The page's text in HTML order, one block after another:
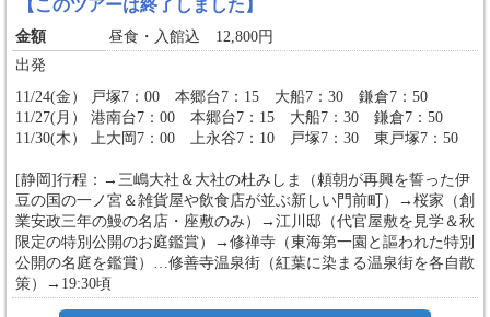
【このツアーは終了しました】
金額
昼食・入館込 12,800円
出発
11/24(金） 戸塚7：00 本郷台7：15 大船7：30 鎌倉7：50
11/27(月） 港南台7：00 本郷台7：15 大船7：30 鎌倉7：50
11/30(木） 上大岡7：00 上永谷7：10 戸塚7：30 東戸塚7：50
[静岡]行程：→三嶋大社＆大社の杜みしま（頼朝が再興を誓った伊
豆の国の一ノ宮＆雑貨屋や飲食店が並ぶ新しい門前町）→桜家（創
業安政三年の鰻の名店・座敷のみ）→江川邸（代官屋敷を見学＆秋
限定の特別公開のお庭鑑賞）→修禅寺（東海第一園と謳われた特別
公開の名庭を鑑賞）…修善寺温泉街（紅葉に染まる温泉街を各自散
策）→19:30頃